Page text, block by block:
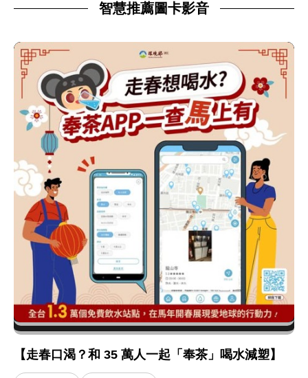
智慧推薦圖卡影音
【走春口渴？和 35 萬人一起「奉茶」喝水減塑】